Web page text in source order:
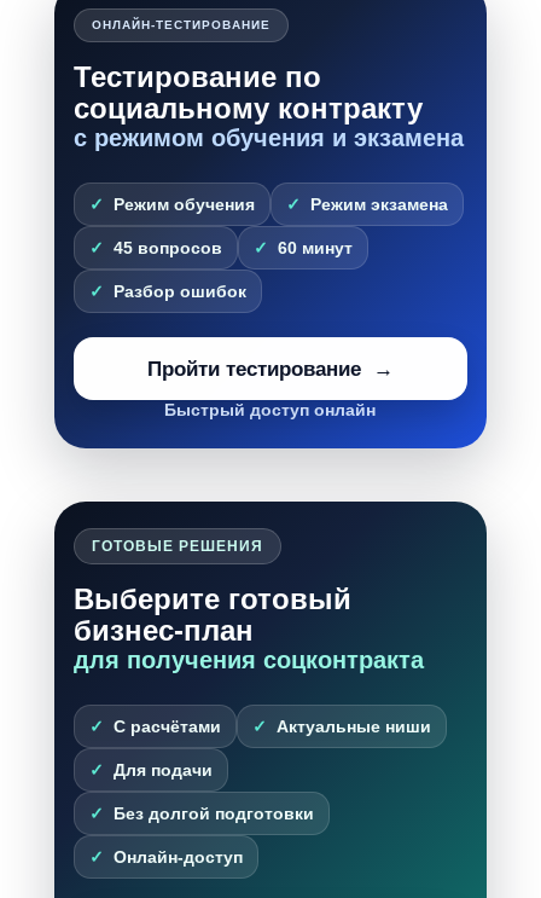
ОНЛАЙН-ТЕСТИРОВАНИЕ
Тестирование по
социальному контракту
с режимом обучения и экзамена
Режим обучения Режим экзамена
45 вопросов 60 минут
Разбор ошибок
Пройти тестирование
Быстрый доступ онлайн
ГОТОВЫЕ РЕШЕНИЯ
Выберите готовый
бизнес-план
для получения соцконтракта
С расчётами Актуальные ниши
Для подачи
Без долгой подготовки
Онлайн-доступ